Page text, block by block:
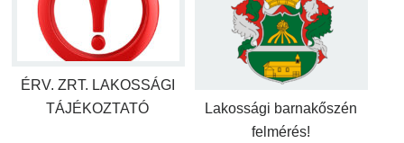
ÉRV. ZRT. LAKOSSÁGI
TÁJÉKOZTATÓ
Lakossági barnakőszén
felmérés!